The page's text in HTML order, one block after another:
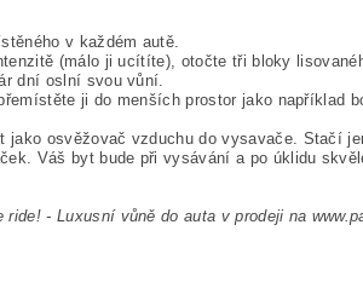
v každém autě.
(málo ji ucítíte), otočte tři bloky
dní oslní svou vůní.
ji do menších prostor jako například
osvěžovač vzduchu do vysavače. Stačí
Váš byt bude při vysávání a po úklidu
ride! - Luxusní vůně do auta v prodeji na